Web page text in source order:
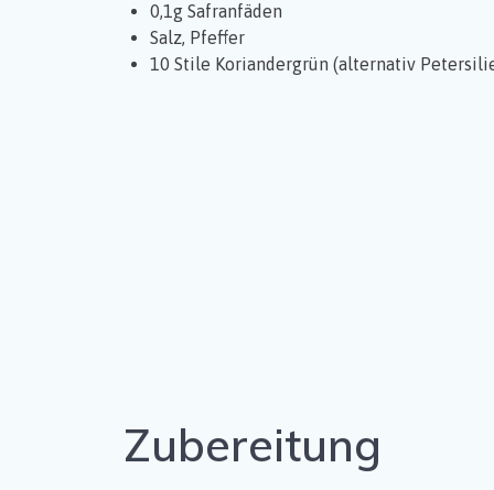
0,1g Safranfäden
Salz, Pfeffer
10 Stile Koriandergrün (alternativ
Zubereitung